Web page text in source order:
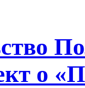
о